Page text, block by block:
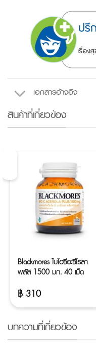
เอกสารอ้างอิง
สินค้าที่เกี่ยวข้อง
Blackmores ไบโอซีอะซีโรลา
พลัส 1500 มก. 40 เม็ด
฿ 310
บทความที่เกี่ยวข้อง